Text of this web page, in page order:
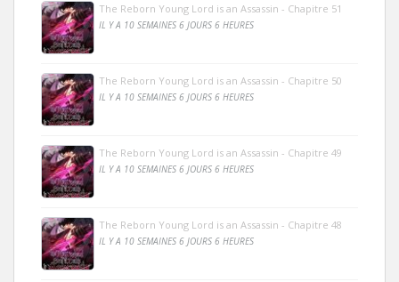
The Reborn Young Lord is an Assassin - Chapitre 51
IL Y A 10 SEMAINES 6 JOURS 6 HEURES
The Reborn Young Lord is an Assassin - Chapitre 50
IL Y A 10 SEMAINES 6 JOURS 6 HEURES
The Reborn Young Lord is an Assassin - Chapitre 49
IL Y A 10 SEMAINES 6 JOURS 6 HEURES
The Reborn Young Lord is an Assassin - Chapitre 48
IL Y A 10 SEMAINES 6 JOURS 6 HEURES